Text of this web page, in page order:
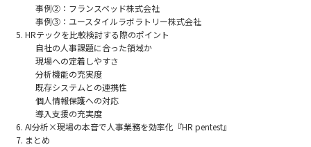
事例②：フランスベッド株式会社
事例③：ユースタイルラボラトリー株式会社
HRテックを比較検討する際のポイント
自社の人事課題に合った領域か
現場への定着しやすさ
分析機能の充実度
既存システムとの連携性
個人情報保護への対応
導入支援の充実度
AI分析×現場の本音で人事業務を効率化『HR pentest』
まとめ